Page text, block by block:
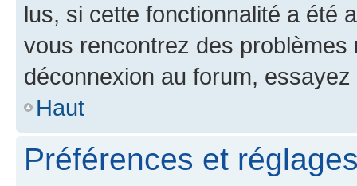
lus, si cette fonctionnalité a été
vous rencontrez des
déconnexion au forum,
Haut
Préférences et